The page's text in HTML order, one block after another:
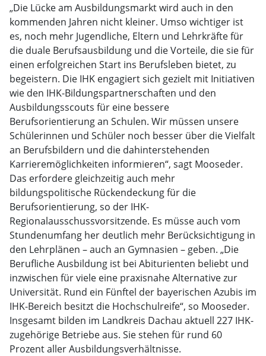
„Die Lücke am Ausbildungsmarkt wird auch in den
kommenden Jahren nicht kleiner. Umso wichtiger ist
es, noch mehr Jugendliche, Eltern und Lehrkräfte für
die duale Berufsausbildung und die Vorteile, die sie für
einen erfolgreichen Start ins Berufsleben bietet, zu
begeistern. Die IHK engagiert sich gezielt mit Initiativen
wie den IHK-Bildungspartnerschaften und den
Ausbildungsscouts für eine bessere
Berufsorientierung an Schulen. Wir müssen unsere
Schülerinnen und Schüler noch besser über die Vielfalt
an Berufsbildern und die dahinterstehenden
Karrieremöglichkeiten informieren“, sagt Mooseder.
Das erfordere gleichzeitig auch mehr
bildungspolitische Rückendeckung für die
Berufsorientierung, so der IHK-
Regionalausschussvorsitzende. Es müsse auch vom
Stundenumfang her deutlich mehr Berücksichtigung in
den Lehrplänen – auch an Gymnasien – geben. „Die
Berufliche Ausbildung ist bei Abiturienten beliebt und
inzwischen für viele eine praxisnahe Alternative zur
Universität. Rund ein Fünftel der bayerischen Azubis im
IHK-Bereich besitzt die Hochschulreife“, so Mooseder.
Insgesamt bilden im Landkreis Dachau aktuell 227 IHK-
zugehörige Betriebe aus. Sie stehen für rund 60
Prozent aller Ausbildungsverhältnisse.